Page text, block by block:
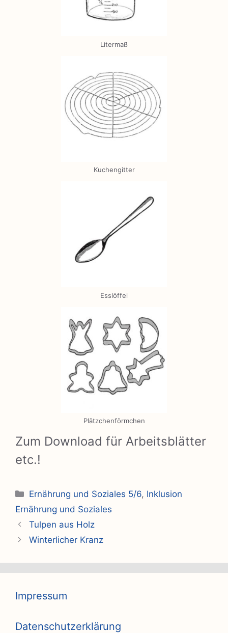
Litermaß
Kuchengitter
Esslöffel
Plätzchenförmchen
Zum Download für Arbeitsblätter
etc.!
Kategorien
Ernährung und Soziales 5/6, Inklusion
Ernährung und Soziales
Tulpen aus Holz
Winterlicher Kranz
Impressum
Datenschutzerklärung